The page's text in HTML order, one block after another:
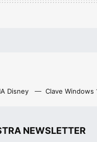
IA Disney Clave Windows
NEWSLETTER